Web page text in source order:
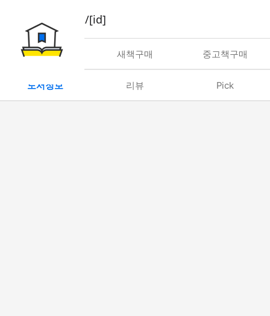
book/rent/[id]
대여 새책구매 중고책구매
도서정보 리뷰 Pick